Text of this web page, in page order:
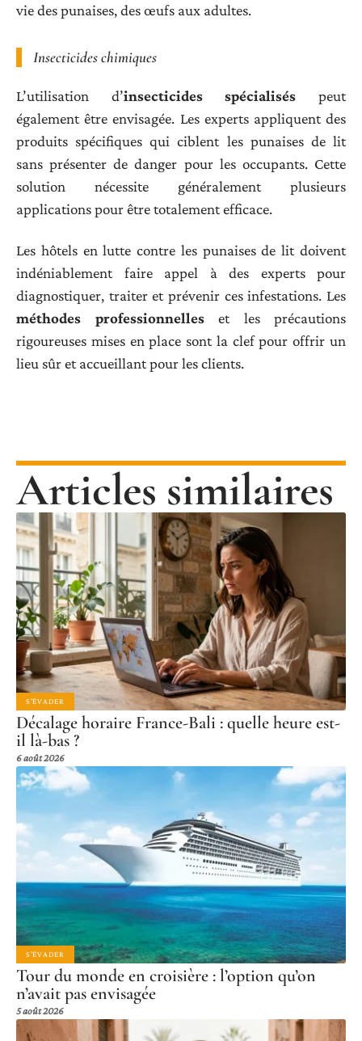
vie des punaises, des œufs aux adultes.
Insecticides chimiques
L’utilisation d’insecticides spécialisés peut
également être envisagée. Les experts appliquent des
produits spécifiques qui ciblent les punaises de lit
sans présenter de danger pour les occupants. Cette
solution nécessite généralement plusieurs
applications pour être totalement efficace.
Les hôtels en lutte contre les punaises de lit doivent
indéniablement faire appel à des experts pour
diagnostiquer, traiter et prévenir ces infestations. Les
méthodes professionnelleset les précautions
rigoureuses mises en place sont la clef pour offrir un
lieu sûr et accueillant pour les clients.
Articles similaires
S'ÉVADER
Décalage horaire France-Bali : quelle heure est-
il là-bas ?
6 août 2026
S'ÉVADER
Tour du monde en croisière : l’option qu’on
n’avait pas envisagée
5 août 2026